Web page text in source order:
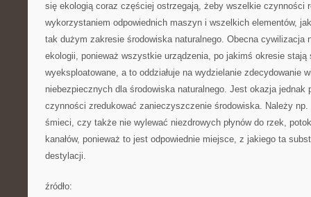
się ekologią coraz częściej ostrzegają, żeby wszelkie czynności
wykorzystaniem odpowiednich maszyn i wszelkich elementów,
tak dużym zakresie środowiska naturalnego. Obecna cywilizacja
ekologii, ponieważ wszystkie urządzenia, po jakimś okresie stają
wyeksploatowane, a to oddziałuje na wydzielanie zdecydowanie
niebezpiecznych dla środowiska naturalnego. Jest okazja jednak
czynności zredukować zanieczyszczenie środowiska. Należy np.
śmieci, czy także nie wylewać niezdrowych płynów do rzek,
kanałów, ponieważ to jest odpowiednie miejsce, z jakiego ta
destylacji.
źródło: